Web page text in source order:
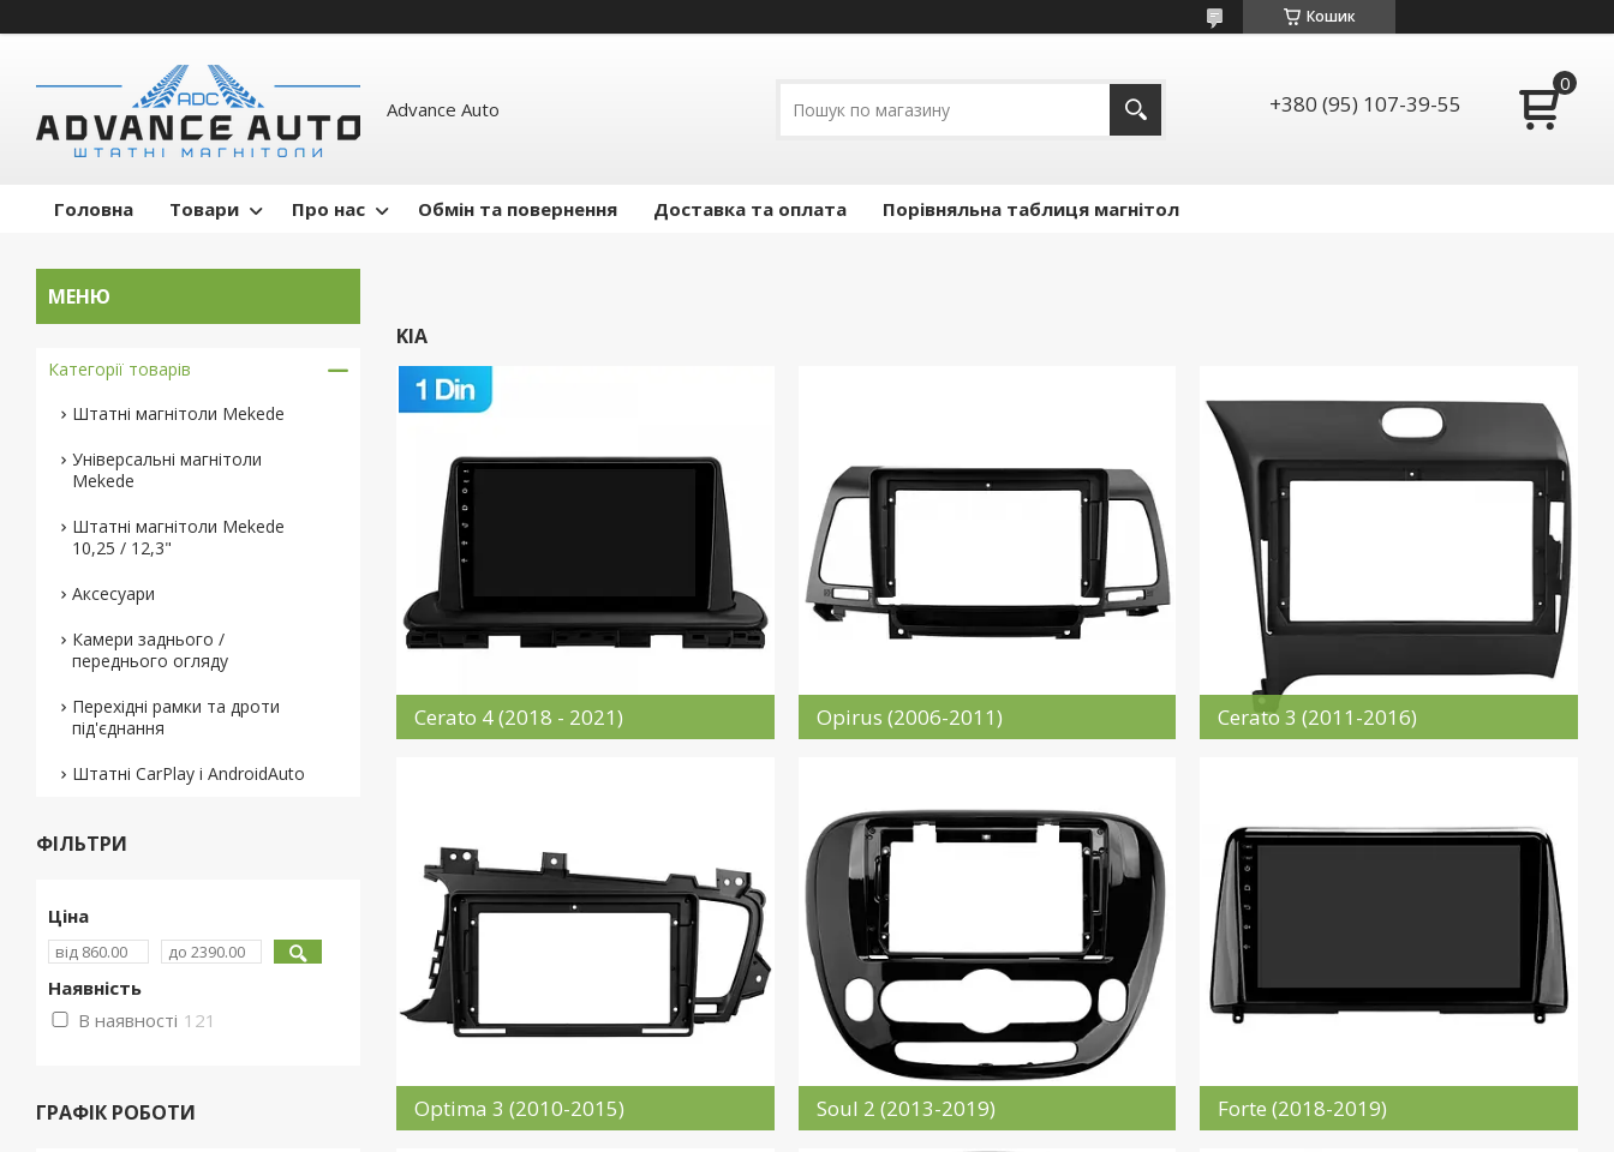
Кошик
Advance Auto +380 (95) 107-39-55
Головна Товари Про нас Обмін та повернення Доставка та оплата Порівняльна таблиця магнітол
KIA
Cerato 4 (2018 - 2021) Opirus (2006-2011) Cerato 3 (2011-2016)
Optima 3 (2010-2015) Soul 2 (2013-2019) Forte (2018-2019)
Категорії товарів
Штатні магнітоли Mekede
Універсальні магнітоли
Mekede
Штатні магнітоли Mekede
10,25 / 12,3"
Аксесуари
Камери заднього /
переднього огляду
Перехідні рамки та дроти
під'єднання
Штатні CarPlay і AndroidAuto
ФІЛЬТРИ
Ціна
Наявність
В наявності 121
ГРАФІК РОБОТИ